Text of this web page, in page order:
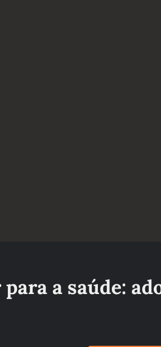
a saúde: